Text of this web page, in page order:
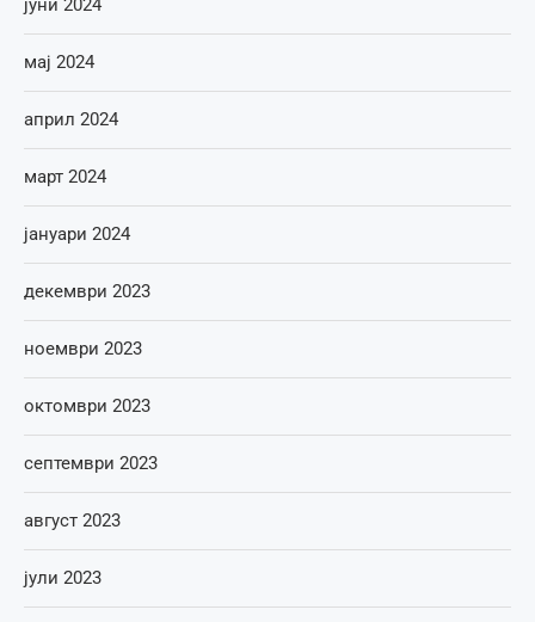
јуни 2024
мај 2024
април 2024
март 2024
јануари 2024
декември 2023
ноември 2023
октомври 2023
септември 2023
август 2023
јули 2023